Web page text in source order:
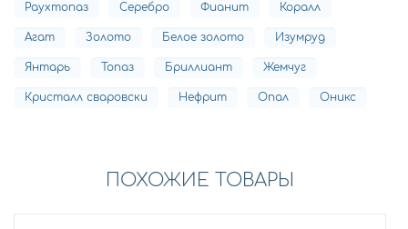
Раухтопаз Серебро Фианит Коралл
Агат Золото Белое золото Изумруд
Янтарь Топаз Бриллиант Жемчуг
Кристалл сваровски Нефрит Опал Оникс
ПОХОЖИЕ ТОВАРЫ